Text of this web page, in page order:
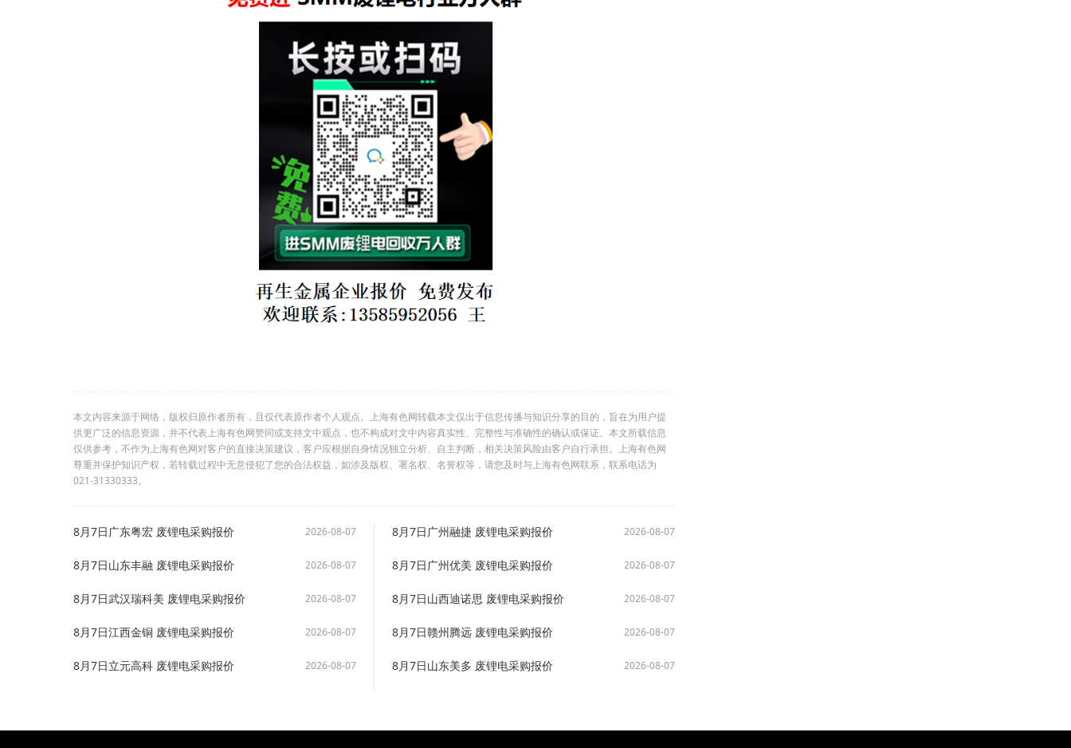
本文内容来源于网络，版权归原作者所有，且仅代表原作者个人观点。上海有色网转载本文仅出于信息传播与知识分享的目的，旨在为用户提
供更广泛的信息资源，并不代表上海有色网赞同或支持文中观点，也不构成对文中内容真实性、完整性与准确性的确认或保证。本文所载信息
仅供参考，不作为上海有色网对客户的直接决策建议，客户应根据自身情况独立分析、自主判断，相关决策风险由客户自行承担。上海有色网
尊重并保护知识产权，若转载过程中无意侵犯了您的合法权益，如涉及版权、署名权、名誉权等，请您及时与上海有色网联系，联系电话为
021-31330333。
8月7日广东粤宏 废锂电采购报价 2026-08-07 8月7日广州融捷 废锂电采购报价 2026-08-07
8月7日山东丰融 废锂电采购报价 2026-08-07 8月7日广州优美 废锂电采购报价 2026-08-07
8月7日武汉瑞科美 废锂电采购报价 2026-08-07 8月7日山西迪诺思 废锂电采购报价 2026-08-07
8月7日江西金铜 废锂电采购报价 2026-08-07 8月7日赣州腾远 废锂电采购报价 2026-08-07
8月7日立元高科 废锂电采购报价 2026-08-07 8月7日山东美多 废锂电采购报价 2026-08-07